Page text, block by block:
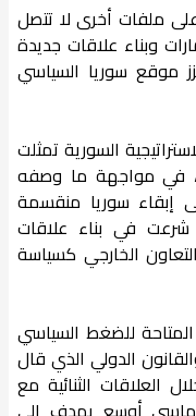
ملفات أخرى لا تتصل
وبناء علاقات جديدة
موقع سوريا السياسي
السورية تمثلت
في مواجهة ما وصفه
إبقاء سوريا منقسمة
في بناء علاقات
الخارجي كسياسة
للضغط السياسي
الدولي الذي قال
العلاقات الثنائية مع